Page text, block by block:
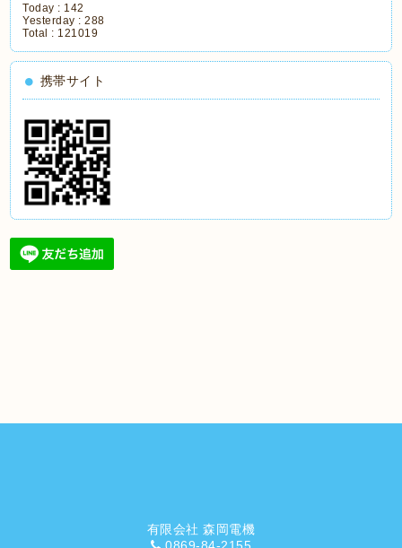
Today : 142
Yesterday :288
Total : 121019
携帯サイト
有限会社 森岡電機
0869-84-2155